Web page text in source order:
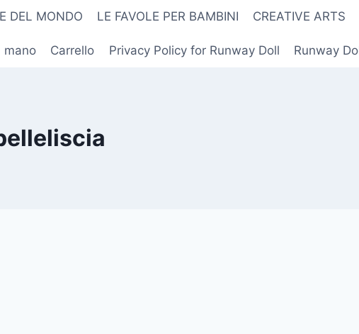
DEL MONDO LE FAVOLE PER BAMBINI CREATIVE ARTS
mano Carrello Privacy Policy for Runway Doll Runway